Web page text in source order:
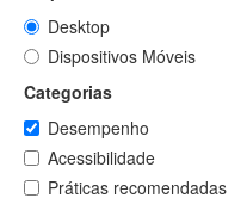
Desktop
Dispositivos Móveis
Categorias
Desempenho
Acessibilidade
Práticas recomendadas